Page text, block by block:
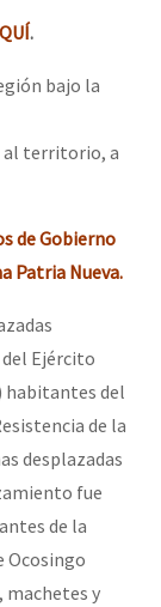
.
bajo la
al territorio, a
de Gobierno
Patria Nueva.
Ejército
habitantes del
de la
desplazadas
fue
de la
Ocosingo
machetes y